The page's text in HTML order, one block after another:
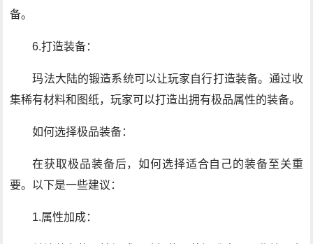
备。
6.打造装备：
玛法大陆的锻造系统可以让玩家自行打造装备。通过收
集稀有材料和图纸，玩家可以打造出拥有极品属性的装备。
如何选择极品装备：
在获取极品装备后，如何选择适合自己的装备至关重
要。以下是一些建议：
1.属性加成：